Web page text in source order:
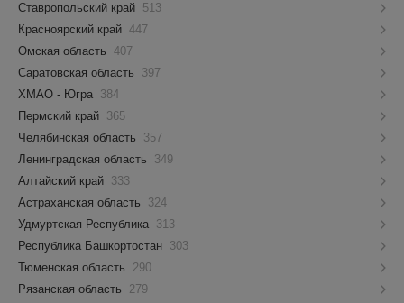
Ставропольский край 513
Красноярский край 447
Омская область 407
Саратовская область
397
ХМАО - Югра 384
Пермский край 365
Челябинская область
357
Ленинградская область
349
Алтайский край 333
Астраханская область
324
Удмуртская Республика 313
Республика Башкортостан 303
Тюменская область
290
Рязанская область
279